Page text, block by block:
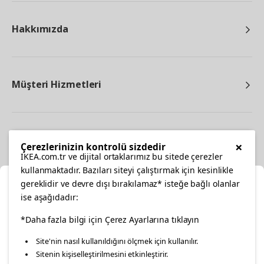
Hakkımızda
Müşteri Hizmetleri
facebooktwitterinstagrampinterestyoutube
linkedin
Konumunuzu Seçin
İnternetten vereceğiniz siparişlerinizde size özel hizmet ve
×
Çerezlerinizin kontrolü sizdedir
IKEA.com.tr ve dijital ortaklarımız bu sitede çerezler
kullanmaktadır. Bazıları siteyi çalıştırmak için kesinlikle
gereklidir ve devre dışı bırakılamaz* isteğe bağlı olanlar
ise aşağıdadır:
*Daha fazla bilgi için Çerez Ayarlarına tıklayın
Site'nin nasıl kullanıldığını ölçmek için kullanılır.
Sitenin kişiselleştirilmesini etkinleştirir.